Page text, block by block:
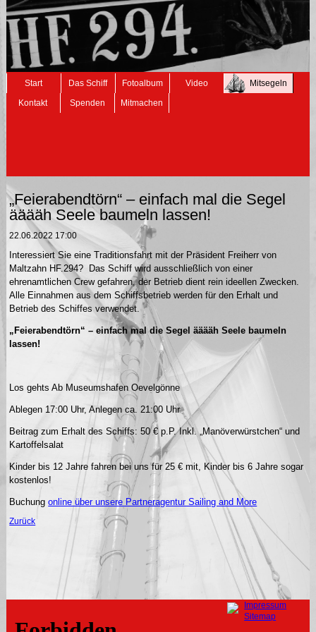
Navigation
überspringen
Start Das Schiff Fotoalbum Video
Mitsegeln
Kontakt
Spenden Mitmachen
„Feierabendtörn“ – einfach mal die Segel
ääääh Seele baumeln lassen!
22.06.2022 17:00
Interessiert Sie eine Traditionsfahrt mit der Präsident Freiherr von
Maltzahn HF.294? Das Schiff wird ausschließlich von einer
ehrenamtlichen Crew gefahren, der Betrieb dient rein ideellen Zwecken.
Alle Einnahmen aus dem Schiffsbetrieb werden für den Erhalt und
Betrieb des Schiffes verwendet.
„Feierabendtörn“ – einfach mal die Segel ääääh Seele baumeln
lassen!
Los gehts Ab Museumshafen Oevelgönne
Ablegen 17:00 Uhr, Anlegen ca. 21:00 Uhr
Beitrag zum Erhalt des Schiffs: 50 € p.P. Inkl. „Manöverwürstchen“ und
Kartoffelsalat
Kinder bis 12 Jahre fahren bei uns für 25 € mit, Kinder bis 6 Jahre sogar
kostenlos!
Buchungonline über unsere Partneragentur Sailing and More
Zurück
Navigation
überspringen
Impressum
Sitemap